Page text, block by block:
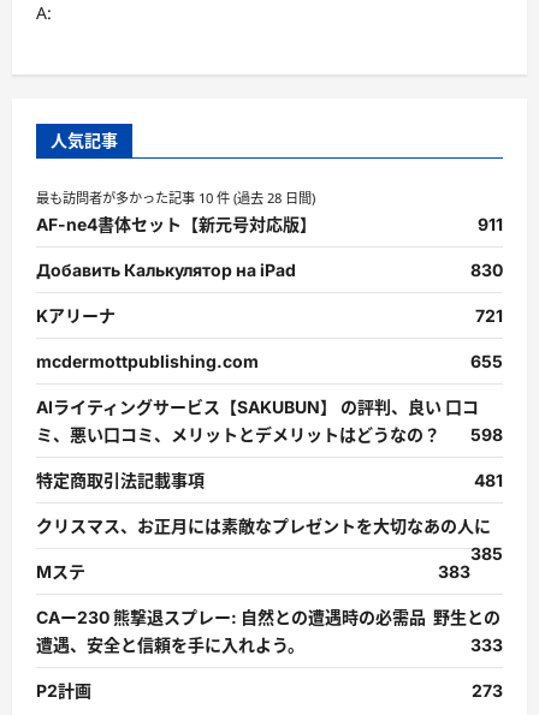
A:
人気記事
最も訪問者が多かった記事 10 件 (過去 28 日間)
AF-ne4書体セット【新元号対応版】 911
Добавить Калькулятор на iPad 830
Kアリーナ 721
mcdermottpublishing.com 655
AIライティングサービス【SAKUBUN】 の評判、良い 口コ
ミ、悪い口コミ、メリットとデメリットはどうなの？
598
特定商取引法記載事項 481
クリスマス、お正月には素敵なプレゼントを大切なあの人に
385
Mステ
383
CAー230 熊撃退スプレー: 自然との遭遇時の必需品 野生との
遭遇、安全と信頼を手に入れよう。
333
P2計画 273